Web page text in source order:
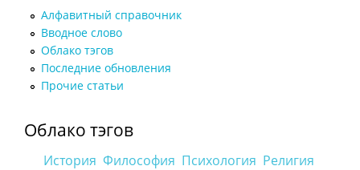
Алфавитный справочник
Вводное слово
Облако тэгов
Последние обновления
Прочие статьи
Облако тэгов
История Философия Психология Религия